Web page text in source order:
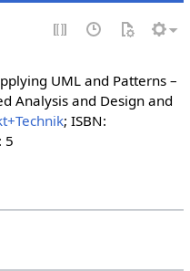
UML and Patterns –
Analysis and Design and
; ISBN:
: 5